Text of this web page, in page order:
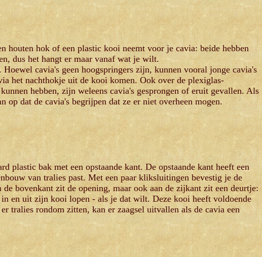
houten hok of een plastic kooi neemt voor je cavia: beide hebben
dus het hangt er maar vanaf wat je wilt.
cavia's geen hoogspringers zijn, kunnen vooral jonge cavia's
het nachthokje uit de kooi komen. Ook over de plexiglas-
hebben, zijn weleens cavia's gesprongen of eruit gevallen. Als
op dat de cavia's begrijpen dat ze er niet overheen mogen.
plastic bak met een opstaande kant. De opstaande kant heeft een
van tralies past. Met een paar kliksluitingen bevestig je de
de bovenkant zit de opening, maar ook aan de zijkant zit een deurtje:
en uit zijn kooi lopen - als je dat wilt. Deze kooi heeft voldoende
tralies rondom zitten, kan er zaagsel uitvallen als de cavia een